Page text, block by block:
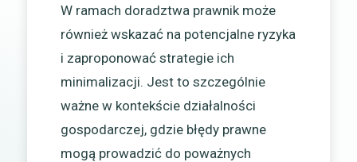
W ramach doradztwa prawnik może
również wskazać na potencjalne ryzyka
i zaproponować strategie ich
minimalizacji. Jest to szczególnie
ważne w kontekście działalności
gospodarczej, gdzie błędy prawne
mogą prowadzić do poważnych